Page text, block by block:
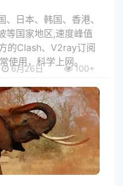
日本、韩国、香港、
等国家地区,速度峰值
的Clash、V2ray订阅
使用，科学上网。
6月26日 100+